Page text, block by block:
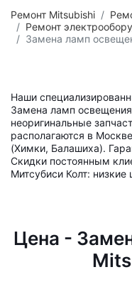
Ремонт Mitsubishi
Ремонт
Замена ламп
Наши
Замена ламп
неоригинальные
располагаются в
(Химки, Балашиха).
Скидки постоянным
Митсубиси Колт: низкие
Цена -